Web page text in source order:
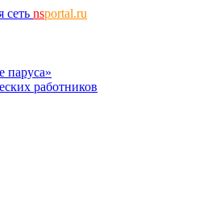
сеть nsportal.ru
паруса»
работников